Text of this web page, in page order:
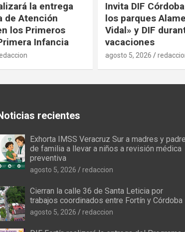
la entrega
de Atención
los Primeros
Infancia
Invita DIF
los parques
Vidal» y DIF
vacaciones
agosto 5, 2026 redaccion
recientes
Exhorta IMSS Veracruz Sur a madres y
de familia a llevar a niños a revisión médica
preventiva
agosto 5, 2026 redaccion
Cierran la calle 36 de Santa Leticia por
trabajos coordinados entre Fortín y Córdoba
agosto 5, 2026 redaccion